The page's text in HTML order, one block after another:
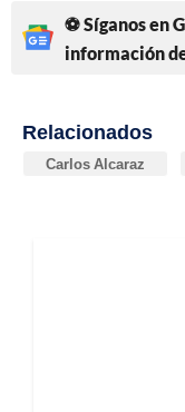
⚽ Síganos en
información
Relacionados
Carlos Alcaraz